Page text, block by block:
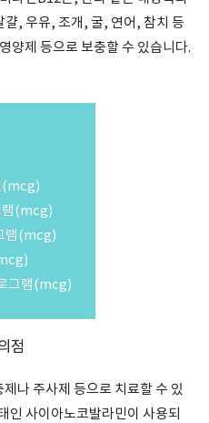
, 우유, 조개, 굴, 연어, 참치 등
양제 등으로 보충할 수 있습니다.
(mcg)
램(mcg)
램(mcg)
그램(mcg)
점
나 주사제 등으로 치료할 수 있
인 사이아노코발라민이 사용되